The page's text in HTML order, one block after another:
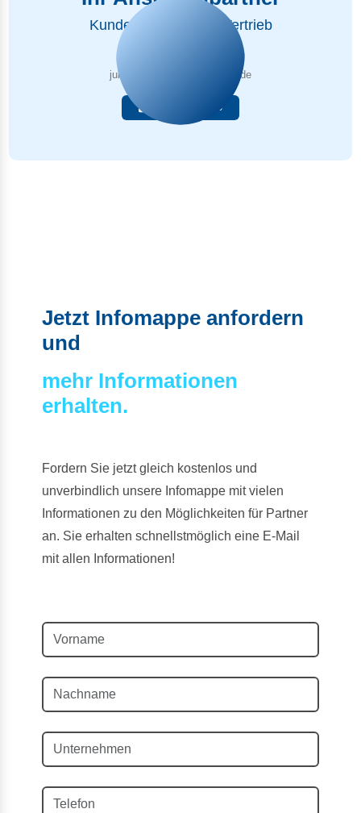
Kundenbetreuung & Vertrieb
julius.tannert@polar-games.de
037587397025
Jetzt Infomappe anfordern
und
mehr Informationen
erhalten.
Fordern Sie jetzt gleich kostenlos und
unverbindlich unsere Infomappe mit vielen
Informationen zu den Möglichkeiten für Partner
an. Sie erhalten schnellstmöglich eine E-Mail
mit allen Informationen!